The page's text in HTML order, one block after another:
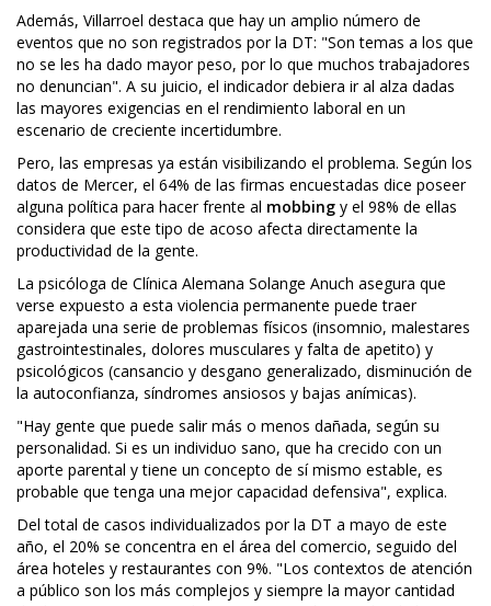
Además, Villarroel destaca que hay un amplio número de
eventos que no son registrados por la DT: "Son temas a los que
no se les ha dado mayor peso, por lo que muchos trabajadores
no denuncian". A su juicio, el indicador debiera ir al alza dadas
las mayores exigencias en el rendimiento laboral en un
escenario de creciente incertidumbre.
Pero, las empresas ya están visibilizando el problema. Según los
datos de Mercer, el 64% de las firmas encuestadas dice poseer
alguna política para hacer frente al mobbing y el 98% de ellas
considera que este tipo de acoso afecta directamente la
productividad de la gente.
La psicóloga de Clínica Alemana Solange Anuch asegura que
verse expuesto a esta violencia permanente puede traer
aparejada una serie de problemas físicos (insomnio, malestares
gastrointestinales, dolores musculares y falta de apetito) y
psicológicos (cansancio y desgano generalizado, disminución de
la autoconfianza, síndromes ansiosos y bajas anímicas).
"Hay gente que puede salir más o menos dañada, según su
personalidad. Si es un individuo sano, que ha crecido con un
aporte parental y tiene un concepto de sí mismo estable, es
probable que tenga una mejor capacidad defensiva", explica.
Del total de casos individualizados por la DT a mayo de este
año, el 20% se concentra en el área del comercio, seguido del
área hoteles y restaurantes con 9%. "Los contextos de atención
a público son los más complejos y siempre la mayor cantidad